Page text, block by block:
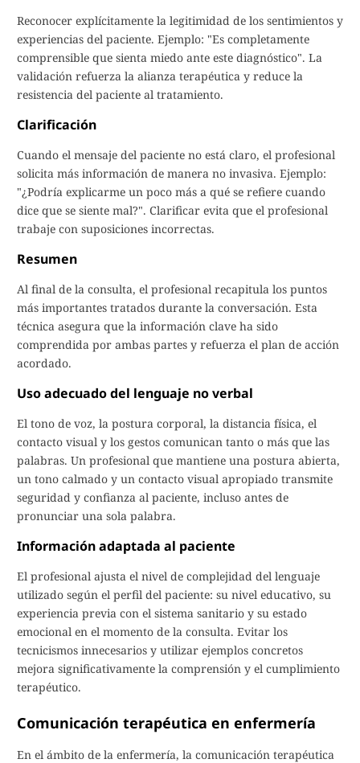
Reconocer explícitamente la legitimidad de los sentimientos y
experiencias del paciente. Ejemplo: "Es completamente
comprensible que sienta miedo ante este diagnóstico". La
validación refuerza la alianza terapéutica y reduce la
resistencia del paciente al tratamiento.
Clarificación
Cuando el mensaje del paciente no está claro, el profesional
solicita más información de manera no invasiva. Ejemplo:
"¿Podría explicarme un poco más a qué se refiere cuando
dice que se siente mal?". Clarificar evita que el profesional
trabaje con suposiciones incorrectas.
Resumen
Al final de la consulta, el profesional recapitula los puntos
más importantes tratados durante la conversación. Esta
técnica asegura que la información clave ha sido
comprendida por ambas partes y refuerza el plan de acción
acordado.
Uso adecuado del lenguaje no verbal
El tono de voz, la postura corporal, la distancia física, el
contacto visual y los gestos comunican tanto o más que las
palabras. Un profesional que mantiene una postura abierta,
un tono calmado y un contacto visual apropiado transmite
seguridad y confianza al paciente, incluso antes de
pronunciar una sola palabra.
Información adaptada al paciente
El profesional ajusta el nivel de complejidad del lenguaje
utilizado según el perfil del paciente: su nivel educativo, su
experiencia previa con el sistema sanitario y su estado
emocional en el momento de la consulta. Evitar los
tecnicismos innecesarios y utilizar ejemplos concretos
mejora significativamente la comprensión y el cumplimiento
terapéutico.
Comunicación terapéutica en enfermería
En el ámbito de la enfermería, la comunicación terapéutica